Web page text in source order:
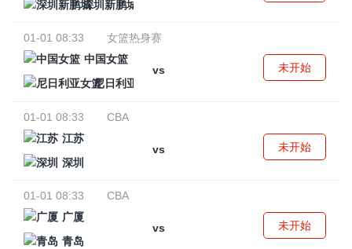
深圳新鹏城
01-01 08:33
女篮热身赛
中国女篮
vs
尼日利亚女篮
未开始
01-01 08:33
CBA
江苏
vs
深圳
未开始
01-01 08:33
CBA
广厦
vs
青岛
未开始